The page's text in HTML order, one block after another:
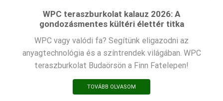
WPC teraszburkolat kalauz 2026: A
gondozásmentes kültéri élettér titka
WPC vagy valódi fa? Segítünk eligazodni az
anyagtechnológia és a színtrendek világában. WPC
teraszburkolat Budaörsön a Finn Fatelepen!
TOVÁBB OLVASOM